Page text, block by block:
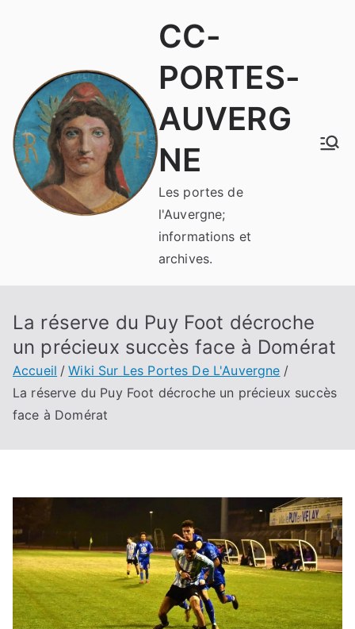
CC-
PORTES-
AUVERG
NE
Les portes de
l'Auvergne;
informations et
archives.
La réserve du Puy Foot décroche
un précieux succès face à Domérat
Accueil
Wiki Sur Les Portes De L'Auvergne
La réserve du Puy Foot décroche un précieux succès
face à Domérat